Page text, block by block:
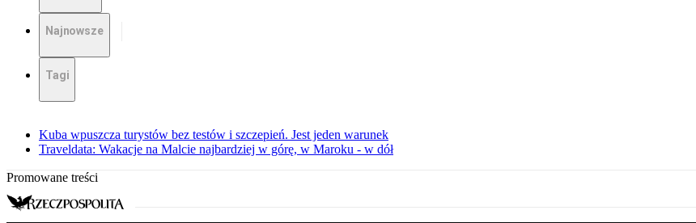
Najnowsze
Tagi
Kuba wpuszcza turystów bez testów i szczepień. Jest jeden warunek
Traveldata: Wakacje na Malcie najbardziej w górę, w Maroku - w dół
Promowane treści